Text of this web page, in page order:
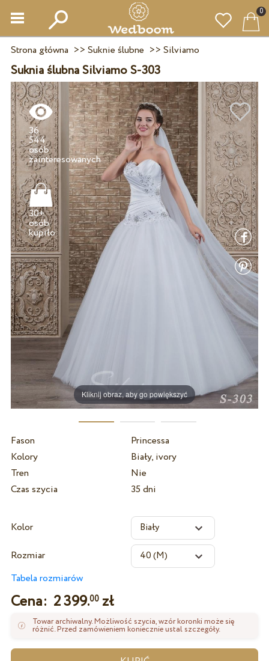
0
Strona główna >> Suknie ślubne >> Silviamo
Suknia ślubna Silviamo S-303
Kliknij obraz, aby go powiększyć
36
544
osób
zainteresowanych
30+
osób
kupiło
Fason
Princessa
Kolory
Biały, ivory
Tren
Nie
Czas szycia
35 dni
Kolor
Rozmiar
Tabela rozmiarów
Cena: 2 399.00zł
Towar archiwalny. Możliwość szycia, wzór koronki może się
różnić. Przed zamówieniem koniecznie ustal szczegóły.